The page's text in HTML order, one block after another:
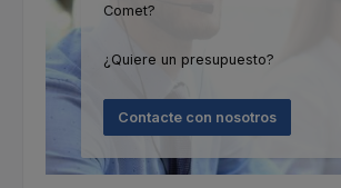
Comet?
¿Quiere un presupuesto?
Contacte con nosotros